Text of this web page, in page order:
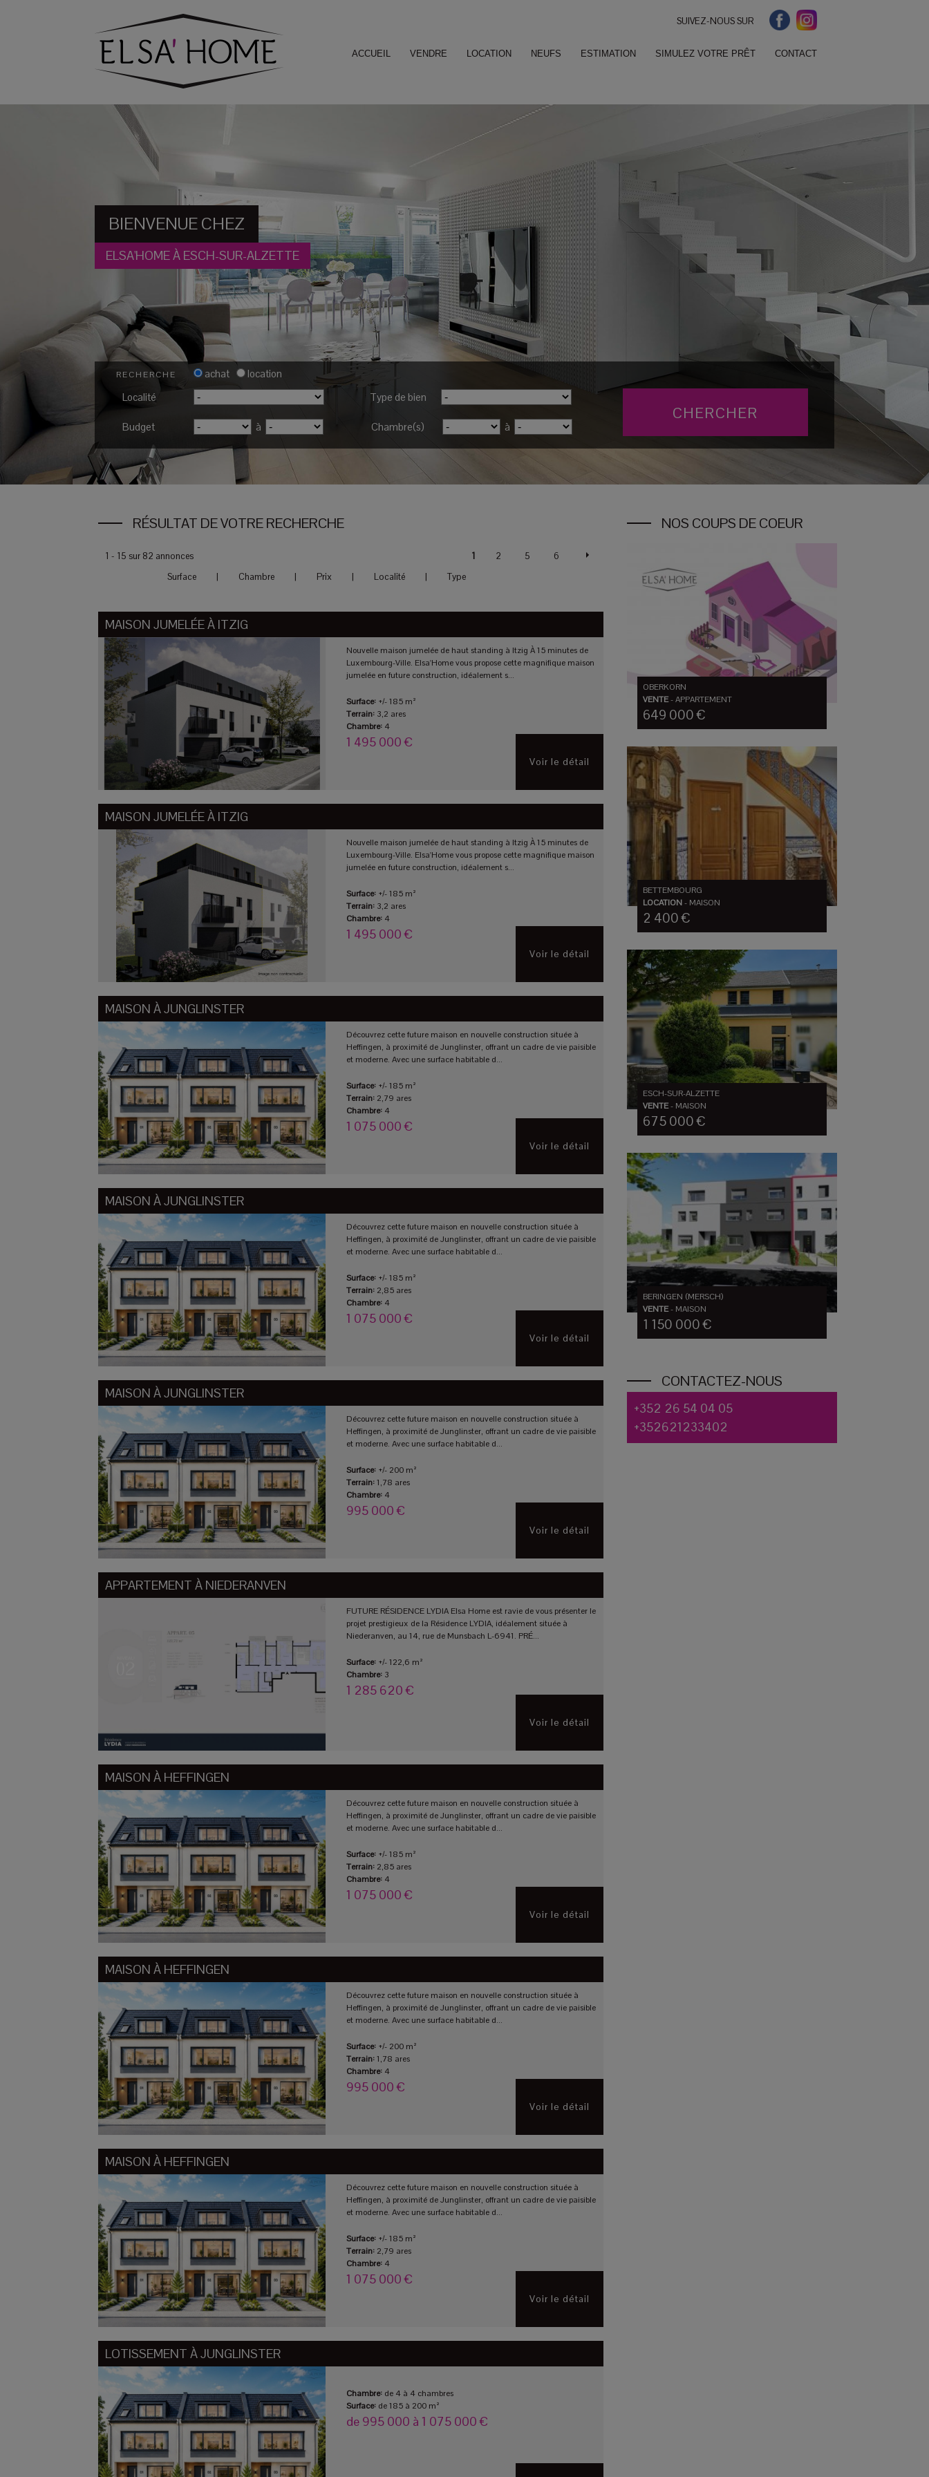
SUIVEZ-NOUS SUR
ACCUEIL VENDRE LOCATION NEUFS ESTIMATION SIMULEZ VOTRE PRÊT CONTACT
BIENVENUE CHEZ
ELSA'HOME À ESCH-SUR-ALZETTE
RECHERCHE achat
location
Localité
Type de bien
Budget à Chambre(s) à
RÉSULTAT DE VOTRE RECHERCHE
1 - 15 sur 82 annonces 1 2 5
6
Surface
| Chambre | Prix | Localité | Type
MAISON JUMELÉE À ITZIG
Nouvelle maison jumelée de haut standing à Itzig À 15 minutes de
Luxembourg-Ville. Elsa'Home vous propose cette magnifique maison
jumelée en future construction, idéalement s...
Surface: +/- 185 m²
Terrain: 3,2 ares
Chambre: 4
1 495 000 €
Voir le détail
MAISON JUMELÉE À ITZIG
Nouvelle maison jumelée de haut standing à Itzig À 15 minutes de
Luxembourg-Ville. Elsa'Home vous propose cette magnifique maison
jumelée en future construction, idéalement s...
Surface: +/- 185 m²
Terrain: 3,2 ares
Chambre: 4
1 495 000 €
Voir le détail
MAISON ÀJUNGLINSTER
Découvrez cette future maison en nouvelle construction située à
Heffingen, à proximité de Junglinster, offrant un cadre de vie paisible
et moderne. Avec une surface habitable d...
Surface: +/- 185 m²
Terrain: 2,79 ares
Chambre: 4
1 075 000 €
Voir le détail
MAISON ÀJUNGLINSTER
Découvrez cette future maison en nouvelle construction située à
Heffingen, à proximité de Junglinster, offrant un cadre de vie paisible
et moderne. Avec une surface habitable d...
Surface: +/- 185 m²
Terrain: 2,85 ares
Chambre: 4
1 075 000 €
Voir le détail
MAISON ÀJUNGLINSTER
Découvrez cette future maison en nouvelle construction située à
Heffingen, à proximité de Junglinster, offrant un cadre de vie paisible
et moderne. Avec une surface habitable d...
Surface: +/- 200 m²
Terrain:1,78 ares
Chambre: 4
995 000 €
Voir le détail
APPARTEMENT À NIEDERANVEN
FUTURE RÉSIDENCE LYDIA Elsa Home est ravie de vous présenter le
projet prestigieux de la Résidence LYDIA, idéalement située à
Niederanven, au 14, rue de Munsbach L-6941. PRÉ...
Surface: +/- 122,6 m²
Chambre: 3
1 285 620 €
Voir le détail
MAISON À HEFFINGEN
Découvrez cette future maison en nouvelle construction située à
Heffingen, à proximité de Junglinster, offrant un cadre de vie paisible
et moderne. Avec une surface habitable d...
Surface: +/- 185 m²
Terrain: 2,85 ares
Chambre: 4
1 075 000 €
Voir le détail
MAISON À HEFFINGEN
Découvrez cette future maison en nouvelle construction située à
Heffingen, à proximité de Junglinster, offrant un cadre de vie paisible
et moderne. Avec une surface habitable d...
Surface: +/- 200 m²
Terrain:1,78 ares
Chambre: 4
995 000 €
Voir le détail
MAISON À HEFFINGEN
Découvrez cette future maison en nouvelle construction située à
Heffingen, à proximité de Junglinster, offrant un cadre de vie paisible
et moderne. Avec une surface habitable d...
Surface: +/- 185 m²
Terrain: 2,79 ares
Chambre: 4
1 075 000 €
Voir le détail
LOTISSEMENT ÀJUNGLINSTER
Chambre: de 4 à 4 chambres
Surface: de 185 à 200 m²
de 995 000 à 1 075 000 €
NOS COUPS DE COEUR
OBERKORN
VENTE-APPARTEMENT
649 000 €
BETTEMBOURG
LOCATION- MAISON
2 400 €
ESCH-SUR-ALZETTE
VENTE- MAISON
675 000 €
BERINGEN (MERSCH)
VENTE- MAISON
1 150 000 €
CONTACTEZ-NOUS
+352 26 54 04 05
+352621233402